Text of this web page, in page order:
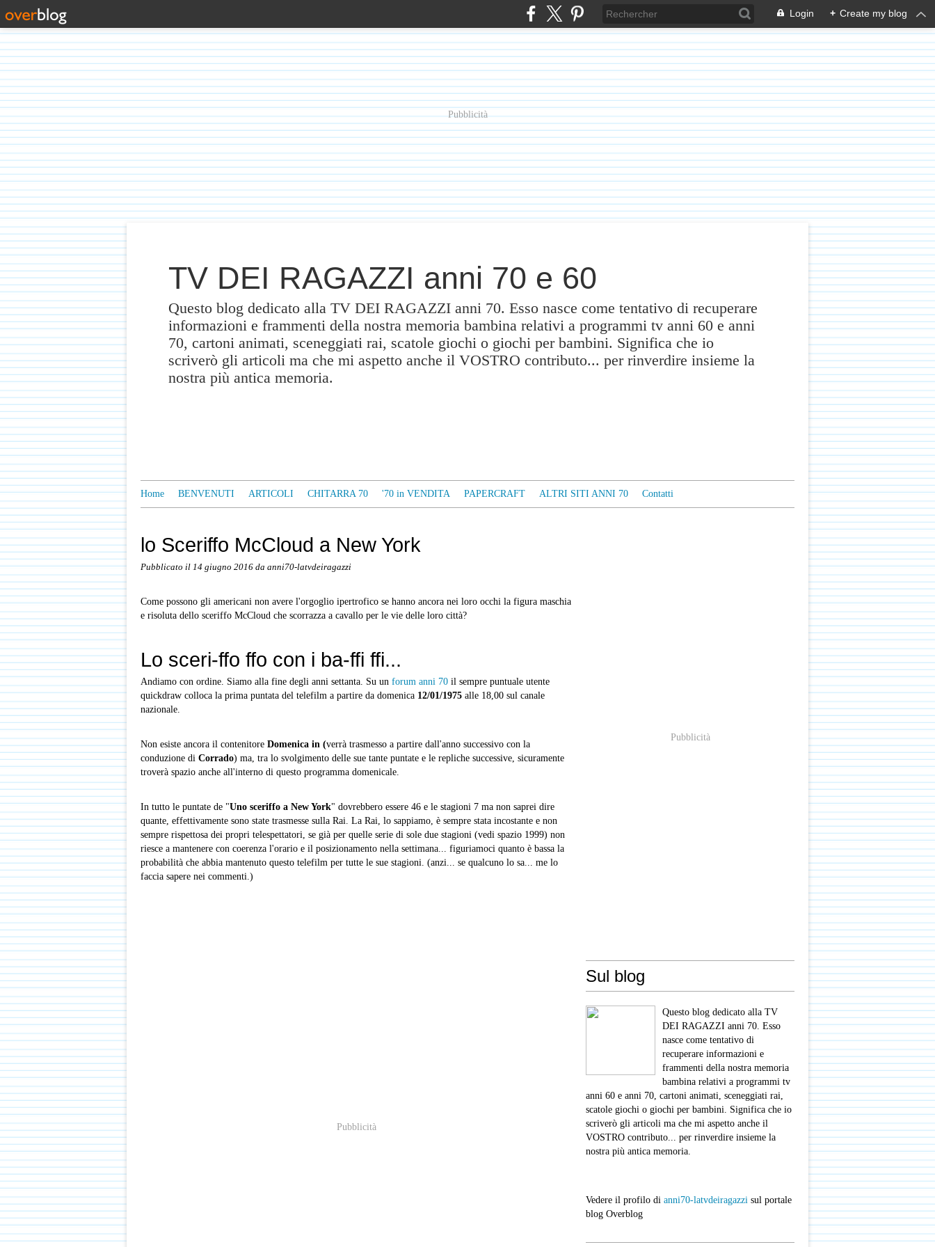
Login + Create my blog
Pubblicità
TV DEI RAGAZZI anni 70 e 60
Questo blog dedicato alla TV DEI RAGAZZI anni 70. Esso nasce come tentativo di recuperare
informazioni e frammenti della nostra memoria bambina relativi a programmi tv anni 60 e anni
70, cartoni animati, sceneggiati rai, scatole giochi o giochi per bambini. Significa che io
scriverò gli articoli ma che mi aspetto anche il VOSTRO contributo... per rinverdire insieme la
nostra più antica memoria.
Home BENVENUTI ARTICOLI CHITARRA 70 '70 in VENDITA PAPERCRAFT ALTRI SITI ANNI 70 Contatti
lo Sceriffo McCloud a New York
Pubblicato il 14 giugno 2016 da anni70-latvdeiragazzi
Come possono gli americani non avere l'orgoglio ipertrofico se hanno ancora nei loro occhi la figura maschia
e risoluta dello sceriffo McCloud che scorrazza a cavallo per le vie delle loro città?
Lo sceri-ffo ffo con i ba-ffi ffi...
Andiamo con ordine. Siamo alla fine degli anni settanta. Su un forum anni 70 il sempre puntuale utente
quickdraw colloca la prima puntata del telefilm a partire da domenica 12/01/1975 alle 18,00 sul canale
nazionale.
Non esiste ancora il contenitore Domenica in (verrà trasmesso a partire dall'anno successivo con la
conduzione di Corrado) ma, tra lo svolgimento delle sue tante puntate e le repliche successive, sicuramente
troverà spazio anche all'interno di questo programma domenicale.
In tutto le puntate de "Uno sceriffo a New York" dovrebbero essere 46 e le stagioni 7 ma non saprei dire
quante, effettivamente sono state trasmesse sulla Rai. La Rai, lo sappiamo, è sempre stata incostante e non
sempre rispettosa dei propri telespettatori, se già per quelle serie di sole due stagioni (vedi spazio 1999) non
riesce a mantenere con coerenza l'orario e il posizionamento nella settimana... figuriamoci quanto è bassa la
probabilità che abbia mantenuto questo telefilm per tutte le sue stagioni. (anzi... se qualcuno lo sa... me lo
faccia sapere nei commenti.)
Pubblicità
Pubblicità
Sul blog
Questo blog dedicato alla TV
DEI RAGAZZI anni 70. Esso
nasce come tentativo di
recuperare informazioni e
frammenti della nostra memoria
bambina relativi a programmi tv
anni 60 e anni 70, cartoni animati, sceneggiati rai,
scatole giochi o giochi per bambini. Significa che io
scriverò gli articoli ma che mi aspetto anche il
VOSTRO contributo... per rinverdire insieme la
nostra più antica memoria.
Vedere il profilo di anni70-latvdeiragazzi sul portale
blog Overblog